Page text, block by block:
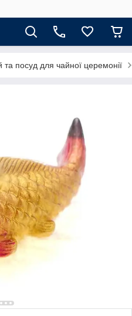
та посуд для чайної церемонії